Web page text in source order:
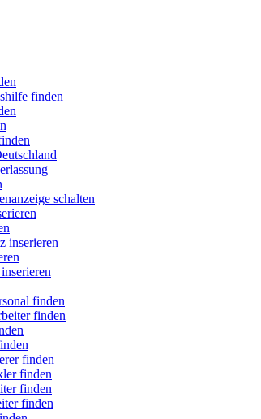
finden
schalten
inserieren
finden
finden
finden
finden
finden
finden